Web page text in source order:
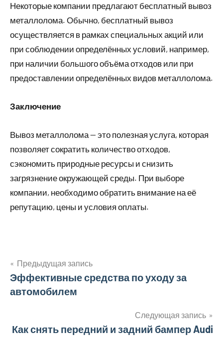
Некоторые компании предлагают бесплатный вывоз
металлолома. Обычно, бесплатный вывоз
осуществляется в рамках специальных акций или
при соблюдении определённых условий, например,
при наличии большого объёма отходов или при
предоставлении определённых видов металлолома.
Заключение
Вывоз металлолома — это полезная услуга, которая
позволяет сократить количество отходов,
сэкономить природные ресурсы и снизить
загрязнение окружающей среды. При выборе
компании, необходимо обратить внимание на её
репутацию, цены и условия оплаты.
Навигация
по
Предыдущая запись
Эффективные средства по уходу за
автомобилем
Следующая запись
Как снять передний и задний бампер Audi